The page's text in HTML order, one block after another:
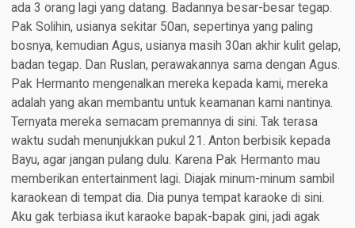
ada 3 orang lagi yang datang. Badannya besar-besar tegap.
Pak Solihin, usianya sekitar 50an, sepertinya yang paling
bosnya, kemudian Agus, usianya masih 30an akhir kulit gelap,
badan tegap. Dan Ruslan, perawakannya sama dengan Agus.
Pak Hermanto mengenalkan mereka kepada kami, mereka
adalah yang akan membantu untuk keamanan kami nantinya.
Ternyata mereka semacam premannya di sini. Tak terasa
waktu sudah menunjukkan pukul 21. Anton berbisik kepada
Bayu, agar jangan pulang dulu. Karena Pak Hermanto mau
memberikan entertainment lagi. Diajak minum-minum sambil
karaokean di tempat dia. Dia punya tempat karaoke di sini.
Aku gak terbiasa ikut karaoke bapak-bapak gini, jadi agak